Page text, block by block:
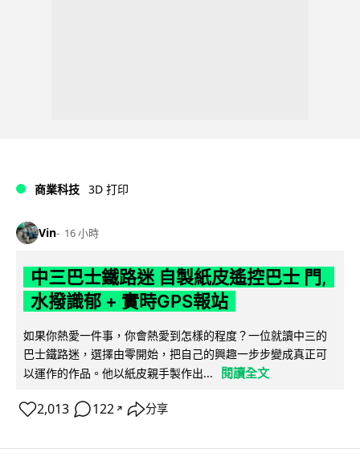
商業科技 3D 打印
Vin 16 小時
中三巴士鐵路迷 自製紙皮遙控巴士 門,
水撥識郁 + 實時GPS報站
如果你熱愛一件事，你會熱愛到怎樣的程度？一位就讀中三的
巴士鐵路迷，選擇由零開始，把自己的興趣一步步變成真正可
以運作的作品。他以紙皮親手製作出...
閱讀全文
2,013 122 ↗ 分享